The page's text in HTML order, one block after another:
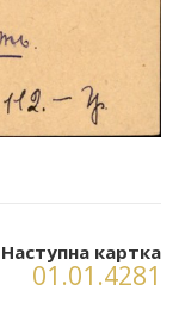
Наступна картка
01.01.4281